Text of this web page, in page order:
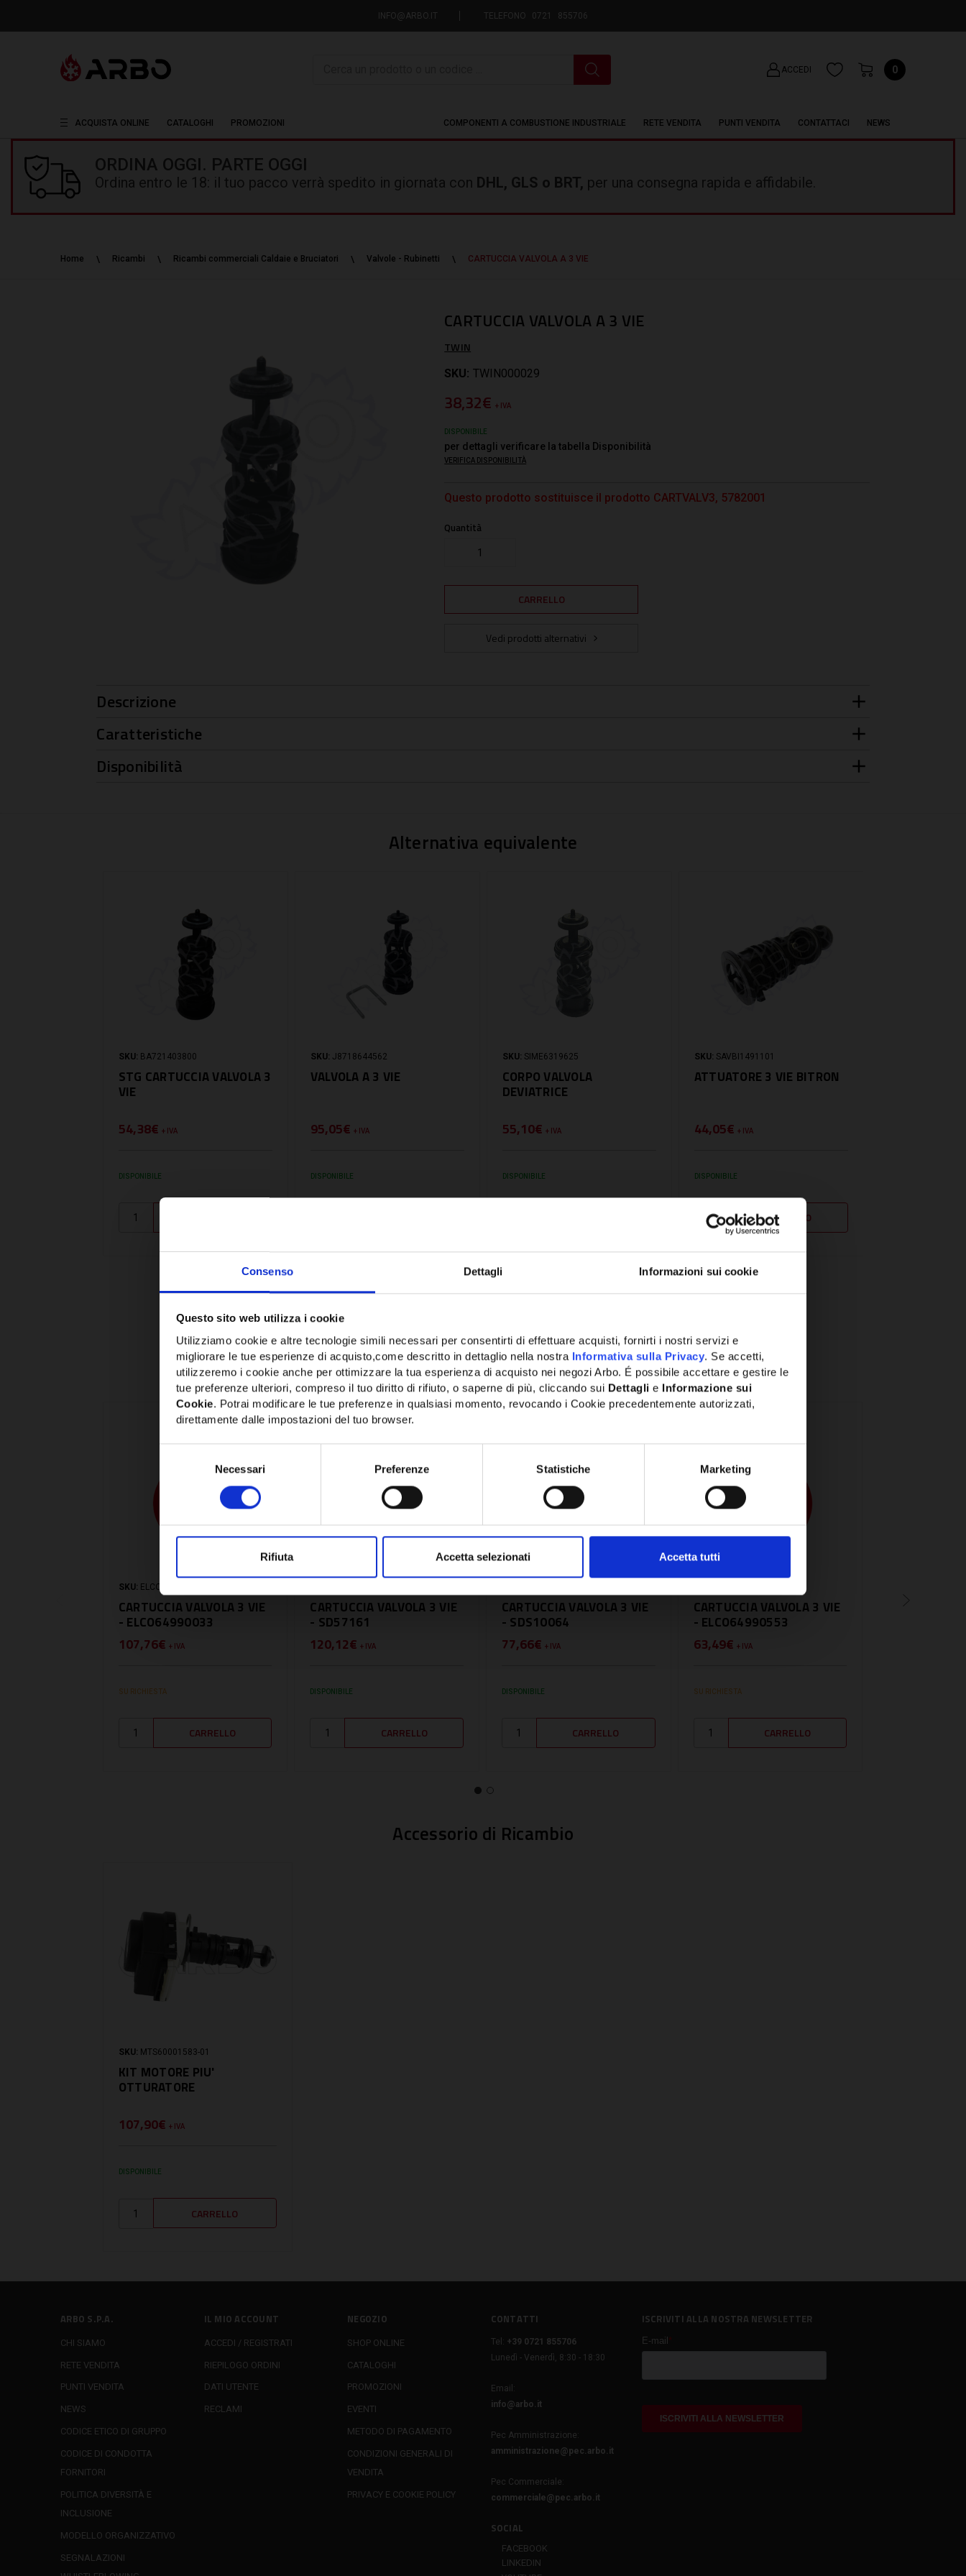
Consenso Dettagli Informazioni sui cookie
Questo sito web utilizza i cookie
Utilizziamo cookie e altre tecnologie simili necessari per consentirti di effettuare acquisti, fornirti i nostri servizi e
migliorare le tue esperienze di acquisto,come descritto in dettaglio nella nostra Informativa sulla Privacy. Se accetti,
utilizzeremo i cookie anche per ottimizzare la tua esperienza di acquisto nei negozi Arbo. É possibile accettare e gestire le
tue preferenze ulteriori, compreso il tuo diritto di rifiuto, o saperne di più, cliccando sui Dettagli e Informazione sui
Cookie. Potrai modificare le tue preferenze in qualsiasi momento, revocando i Cookie precedentemente autorizzati,
direttamente dalle impostazioni del tuo browser.
Necessari Preferenze Statistiche Marketing
Rifiuta Accetta selezionati Accetta tutti
INFO@ARBO.IT TELEFONO 0721 855706
ACCEDI 0
ACQUISTA ONLINE CATALOGHI PROMOZIONI COMPONENTI A COMBUSTIONE INDUSTRIALE RETE VENDITA PUNTI VENDITA CONTATTACI NEWS
ORDINA OGGI. PARTE OGGI
Ordina entro le 18: il tuo pacco verrà spedito in giornata con DHL, GLS o BRT, per una consegna rapida e affidabile.
Home Ricambi Ricambi commerciali Caldaie e Bruciatori Valvole - Rubinetti CARTUCCIA VALVOLA A 3 VIE
CARTUCCIA VALVOLA A 3 VIE
TWIN
SKU: TWIN000029
38,32€+ IVA
DISPONIBILE
per dettagli verificare la tabella Disponibilità
VERIFICA DISPONIBILITÀ
Questo prodotto sostituisce il prodotto CARTVALV3, 5782001
Quantità
Vedi prodotti alternativi
Descrizione
Caratteristiche
Disponibilità
Alternativa equivalente
SKU: BA721403800
STG CARTUCCIA VALVOLA 3
VIE
54,38€ + IVA
DISPONIBILE
SKU: J8718644562
VALVOLA A 3 VIE
95,05€ + IVA
DISPONIBILE
SKU: SIME6319625
CORPO VALVOLA
DEVIATRICE
55,10€ + IVA
DISPONIBILE
SKU: SAVBI1491101
ATTUATORE 3 VIE BITRON
44,05€ + IVA
DISPONIBILE
Alternativa compatibile
Potrebbe anche interessarti
SKU: ELCO64990033
CARTUCCIA VALVOLA 3 VIE
- ELCO64990033
107,76€ + IVA
SU RICHIESTA
CARTUCCIA VALVOLA 3 VIE
- SD57161
120,12€+ IVA
DISPONIBILE
CARTUCCIA VALVOLA 3 VIE
- SDS10064
77,66€ + IVA
DISPONIBILE
CARTUCCIA VALVOLA 3 VIE
- ELCO64990553
63,49€ + IVA
SU RICHIESTA
CARTUCCIA
Accessorio di Ricambio
SKU: MTS60001583-01
KIT MOTORE PIU'
OTTURATORE
107,90€ + IVA
DISPONIBILE
ARBO S.P.A.
CHI SIAMO
RETE VENDITA
PUNTI VENDITA
NEWS
CODICE ETICO DI GRUPPO
CODICE DI CONDOTTA
FORNITORI
POLITICA DIVERSITÀ E
INCLUSIONE
MODELLO ORGANIZZATIVO
SEGNALAZIONI
IL MIO ACCOUNT
ACCEDI / REGISTRATI
RIEPILOGO ORDINI
DATI UTENTE
RECLAMI
NEGOZIO
SHOP ONLINE
CATALOGHI
PROMOZIONI
EVENTI
METODO DI PAGAMENTO
CONDIZIONI GENERALI DI
VENDITA
PRIVACY E COOKIE POLICY
CONTATTI
Tel:
+39 0721 855706
Lunedì - Venerdì, 8:30 - 18:30
Email:
info@arbo.it
Pec Amministrazione:
amministrazione@pec.arbo.it
Pec Commerciale:
commerciale@pec.arbo.it
SOCIAL
FACEBOOK
LINKEDIN
ISCRIVITI ALLA NOSTRA NEWSLETTER